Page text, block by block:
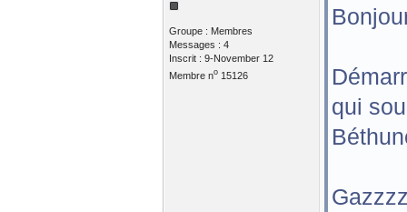
Groupe : Membres
Messages : 4
Inscrit : 9-November 12
Membre no15126
qui